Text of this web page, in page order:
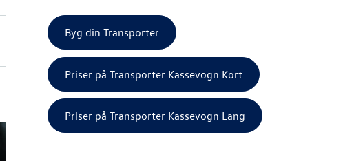
Byg din Transporter
Priser på Transporter Kassevogn Kort
Priser på Transporter Kassevogn Lang